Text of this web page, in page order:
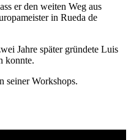
er den weiten Weg aus
in Rueda de
Jahre später gründete Luis
konnte.
seiner Workshops.